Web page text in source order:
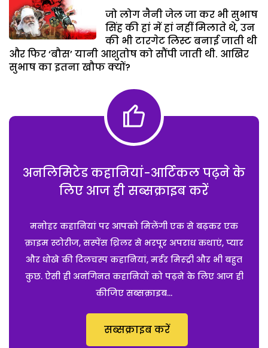
जो लोग नैनी जेल जा कर भी सुभाष
सिंह की हां में हां नहीं मिलाते थे, उन
की भी टारगेट लिस्ट बनाई जाती थी
और फिर ‘बौस’ यानी आशुतोष को सौंपी जाती थी. आखिर
सुभाष का इतना खौफ क्यों?
अनलिमिटेड कहानियां-आर्टिकल पढ़ने के
लिए आज ही सब्सक्राइब करें
मनोहर कहानियां पर आपको मिलेंगी एक से बढ़कर एक
क्राइम स्टोरीज, सस्पेंस थ्रिलर से भरपूर अपराध कथाएं, प्यार
और धोखे की दिलचस्प कहानियां, मर्डर मिस्ट्री और भी बहुत
कुछ. ऐसी ही अनगिनत कहानियों को पढ़ने के लिए आज ही
कीजिए सब्सक्राइब...
सब्सक्राइब करें